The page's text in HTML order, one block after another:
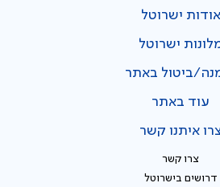
אודות ישרוטל
ישרוטל
ביטול באתר
עוד באתר
איתנו קשר
צרו קשר
דרושים בישרוטל